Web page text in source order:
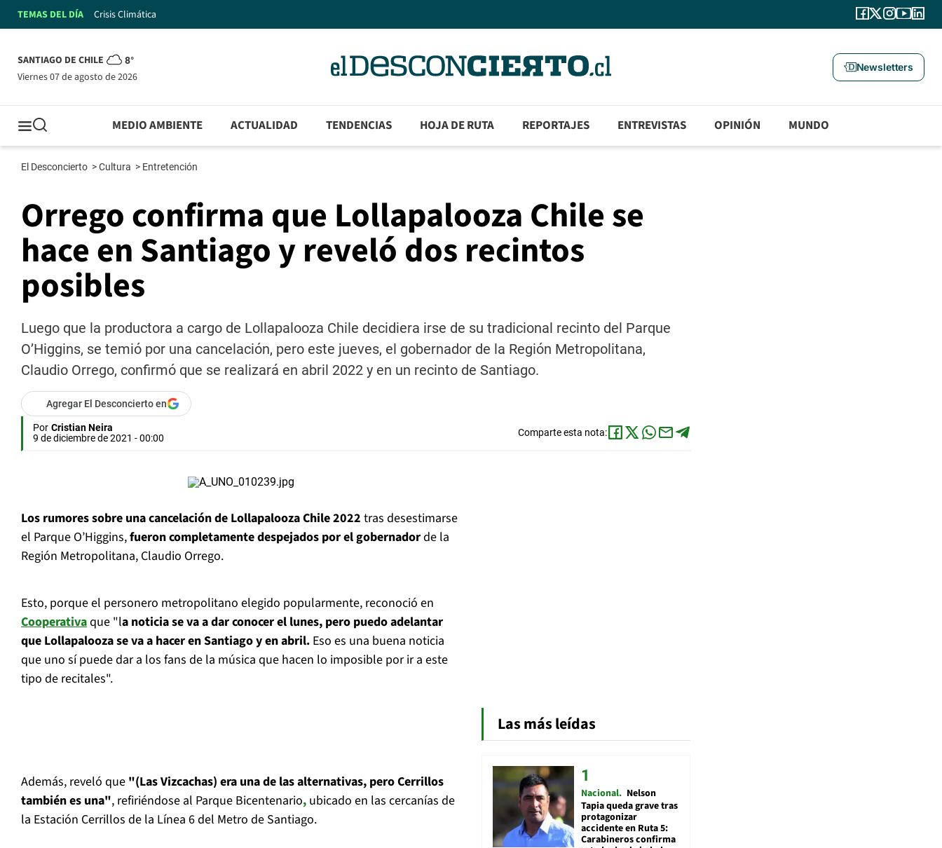
TEMAS DEL DÍA Crisis Climática
SANTIAGO DE CHILE 8°
viernes 07 de agosto de 2026
Newsletters
MEDIO AMBIENTE ACTUALIDAD TENDENCIAS HOJA DE RUTA REPORTAJES ENTREVISTAS OPINIÓN MUNDO
El Desconcierto >Cultura > Entretención
Orrego confirma que Lollapalooza Chile se
hace en Santiago y reveló dos recintos
posibles
Luego que la productora a cargo de Lollapalooza Chile decidiera irse de su tradicional recinto del Parque
O’Higgins, se temió por una cancelación, pero este jueves, el gobernador de la Región Metropolitana,
Claudio Orrego, confirmó que se realizará en abril 2022 y en un recinto de Santiago.
Agregar El Desconcierto en
Por Cristian Neira
9 de diciembre de 2021 - 00:00
Comparte esta nota:
Los rumores sobre una cancelación de Lollapalooza Chile 2022 tras desestimarse
el Parque O’Higgins,fueron completamente despejados por el gobernadorde la
Región Metropolitana, Claudio Orrego.
Esto, porque el personero metropolitano elegido popularmente, reconoció en
Cooperativaque "la noticia se va a dar conocer el lunes, pero puedo adelantar
que Lollapalooza se va a hacer en Santiago y en abril. Eso es una buena noticia
que uno sí puede dar a los fans de la música que hacen lo imposible por ir a este
tipo de recitales".
Además, reveló que "(Las Vizcachas) era una de las alternativas, pero Cerrillos
también es una", refiriéndose al Parque Bicentenario, ubicado en las cercanías de
la Estación Cerrillos de la Línea 6 del Metro de Santiago.
Las más leídas
Nacional Nelson
Tapia queda grave tras
protagonizar
accidente en Ruta 5:
Carabineros confirma